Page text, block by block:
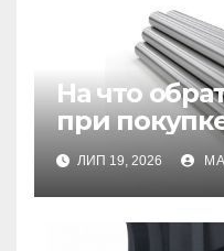
На что
при
бесшовной
ЛИП 19, 2026